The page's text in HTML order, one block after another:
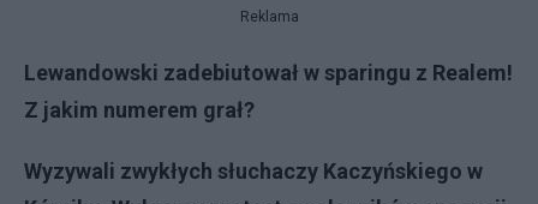
Reklama
Lewandowski zadebiutował w sparingu z Realem!
Z jakim numerem grał?
Wyzywali zwykłych słuchaczy Kaczyńskiego w